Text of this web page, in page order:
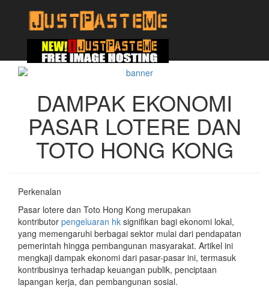
DAMPAK EKONOMI
PASAR LOTERE DAN
TOTO HONG KONG
Perkenalan
Pasar lotere dan Toto Hong Kong merupakan
kontributor pengeluaran hk signifikan bagi ekonomi lokal,
yang memengaruhi berbagai sektor mulai dari pendapatan
pemerintah hingga pembangunan masyarakat. Artikel ini
mengkaji dampak ekonomi dari pasar-pasar ini, termasuk
kontribusinya terhadap keuangan publik, penciptaan
lapangan kerja, dan pembangunan sosial.